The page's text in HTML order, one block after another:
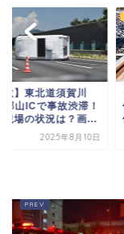
故】東北道須賀川
郡山ICで事故渋滞！
現場の状況は？画...
2025年8月10日